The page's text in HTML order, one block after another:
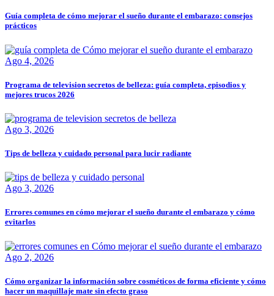
Guía completa de cómo mejorar el sueño durante el embarazo: consejos
prácticos
Ago 4, 2026
Programa de television secretos de belleza: guía completa, episodios y
mejores trucos 2026
Ago 3, 2026
Tips de belleza y cuidado personal para lucir radiante
Ago 3, 2026
Errores comunes en cómo mejorar el sueño durante el embarazo y cómo
evitarlos
Ago 2, 2026
Cómo organizar la información sobre cosméticos de forma eficiente y cómo
hacer un maquillaje mate sin efecto graso